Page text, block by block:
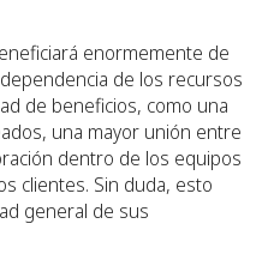
enormemente de
de los recursos
de beneficios, como una
una mayor unión entre
dentro de los equipos
clientes. Sin duda, esto
general de sus